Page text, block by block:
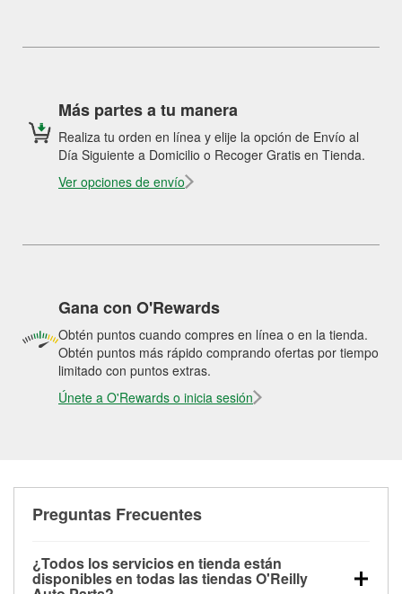
Más partes a tu manera
Realiza tu orden en línea y elije la opción de Envío al
Día Siguiente a Domicilio o Recoger Gratis en Tienda.
Ver opciones de envío
Gana con O'Rewards
Obtén puntos cuando compres en línea o en la tienda.
Obtén puntos más rápido comprando ofertas por tiempo
limitado con puntos extras.
Únete a O'Rewards o inicia sesión
Preguntas Frecuentes
¿Todos los servicios en tienda están
disponibles en todas las tiendas O'Reilly